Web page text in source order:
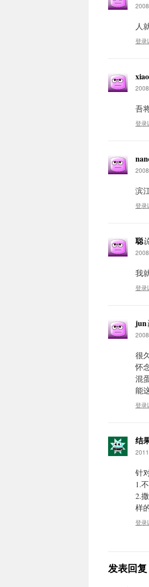
人
登录
吾
登录
滨
登录
聪
我
登录
jun
很
怀
混
能
登录
结
针
1.
2.
样
登录
发表回复